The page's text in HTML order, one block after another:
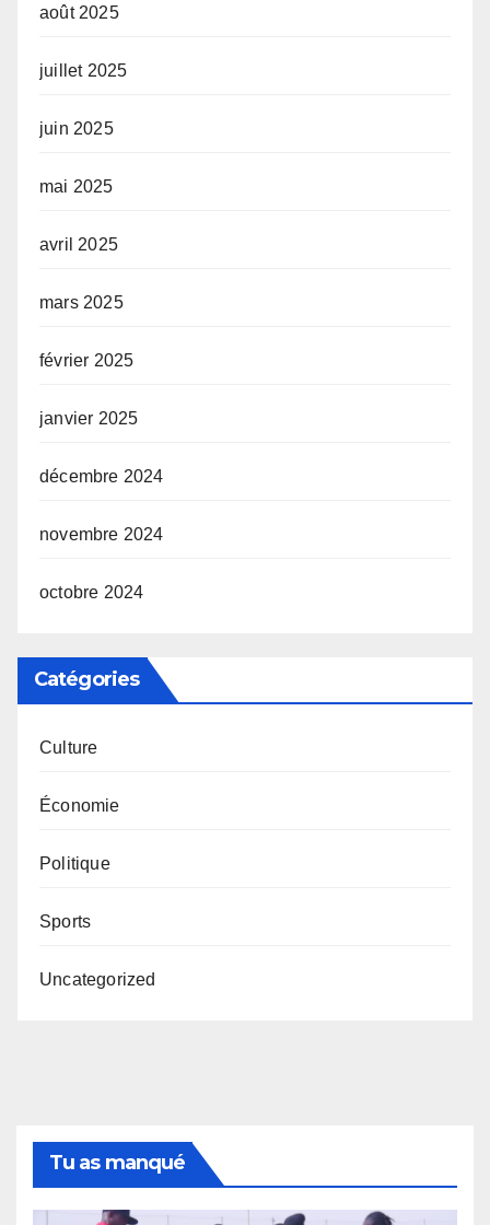
août 2025
juillet 2025
juin 2025
mai 2025
avril 2025
mars 2025
février 2025
janvier 2025
décembre 2024
novembre 2024
octobre 2024
Catégories
Culture
Économie
Politique
Sports
Uncategorized
Tu as manqué